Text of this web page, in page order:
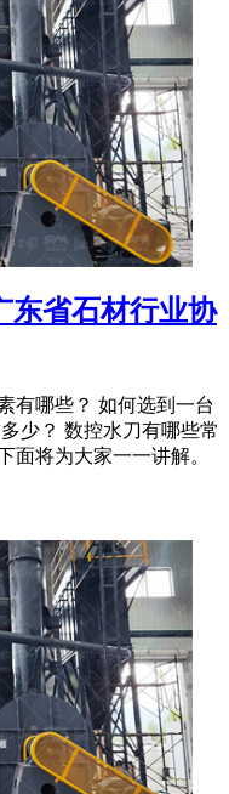
东省石材行业协
有哪些？ 如何选到一台
少？ 数控水刀有哪些常
面将为大家一一讲解。